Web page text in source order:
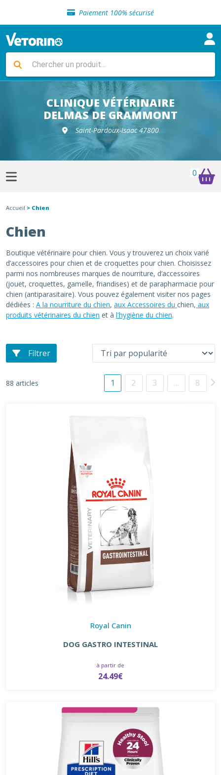
Paiement 100% sécurisé
Livraison gratuite en clinique vétérinaire
Sélection de croquettes vétérinaire
Livraison gratuite en clinique vétérinaire
Retour gratuit en clinique
Sélection de croquettes vétérinaire
CLINIQUE VÉTÉRINAIRE
DELMAS DE GRAMMONT
Saint-Pardoux-Isaac 47800
0
Accueil > Chien
Chien
Boutique vétérinaire pour chien. Vous y trouverez un choix varié
d’accessoires pour chien et de croquettes pour chien. Choisissez
parmi nos nombreuses marques de nourriture, d’accessoires
(jouet, croquettes, gamelle, friandises) et de parapharmacie pour
chien (antiparasitaire). Vous pouvez également visiter nos pages
dédiées : A la nourriture du chien, aux Accessoires du chien, aux
produits vétérinaires du chien et à l'hygiène du chien.
Filtrer
88 articles 1 2 3 … 8
Royal Canin
DOG GASTRO INTESTINAL
à partir de
24.49€